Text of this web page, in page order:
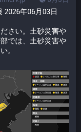
2026年06月03日
さい。土砂災害や
では、土砂災害や
。